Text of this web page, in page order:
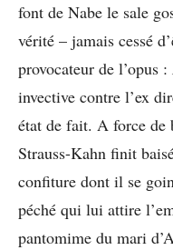
font de Nabe le sale
vérité – jamais cessé
provocateur de l’opus :
invective contre l’ex
état de fait. A force de
Strauss-Kahn finit
confiture dont il se
péché qui lui attire
pantomime du mari